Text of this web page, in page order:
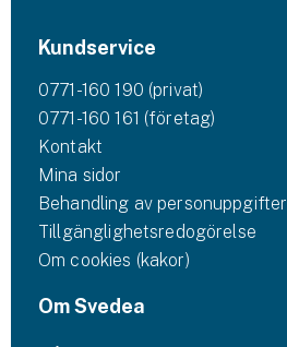
Kundservice
0771-160 190 (privat)
0771-160 161 (företag)
Kontakt
Mina sidor
Behandling av personuppgifter
Tillgänglighetsredogörelse
Om cookies (kakor)
Om Svedea